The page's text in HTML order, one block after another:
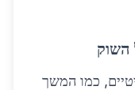
השוק
כמו המשך